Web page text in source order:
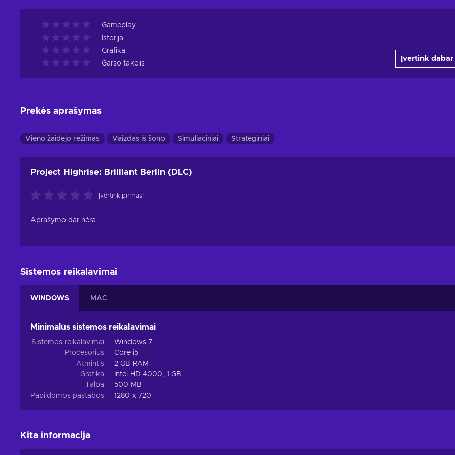
Gameplay
Istorija
Grafika
Garso takelis
Įvertink dabar
Prekės aprašymas
Vieno žaidėjo režimas Vaizdas iš šono Simuliaciniai Strateginiai
Project Highrise: Brilliant Berlin (DLC)
Įvertink pirmas!
Aprašymo dar nėra
Sistemos reikalavimai
WINDOWS MAC
Minimalūs sistemos reikalavimai
Sistemos reikalavimai
Windows 7
Procesorius
Core i5
Atmintis
2 GB RAM
Grafika
Intel HD 4000, 1 GB
Talpa
500 MB
Papildomos pastabos
1280 x 720
Kita informacija